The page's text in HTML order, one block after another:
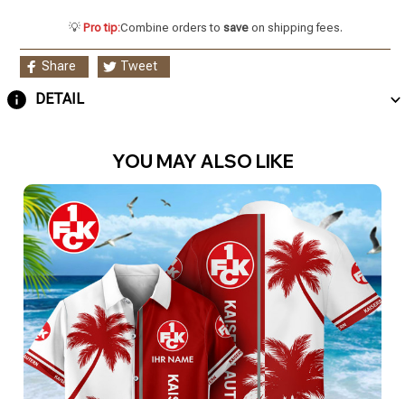
💡 Pro tip:Combine orders to saveon shipping fees.
Share Tweet
DETAIL
YOU MAY ALSO LIKE